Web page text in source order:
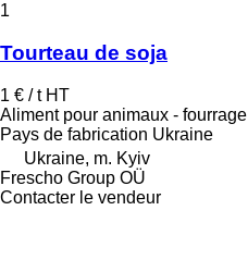
1
Tourteau de soja
1 € / t HT
Aliment pour animaux - fourrage
Pays de fabrication Ukraine
Ukraine, m. Kyiv
Frescho Group OÜ
Contacter le vendeur